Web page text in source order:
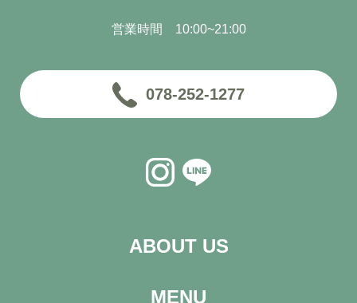
営業時間 10:00~21:00
078-252-1277
ABOUT US
MENU